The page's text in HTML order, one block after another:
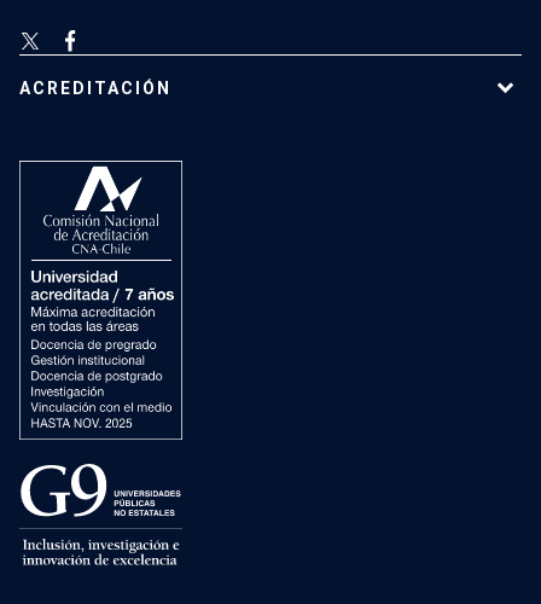
ACREDITACIÓN